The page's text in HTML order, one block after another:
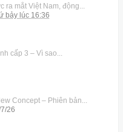
ra mắt Việt Nam, động...
bảy lúc 16:36
cấp 3 – Vì sao...
Concept – Phiên bản...
26